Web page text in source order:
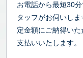
お電話から最短30
タッフがお伺いし
定金額にご納得い
支払いいたします。